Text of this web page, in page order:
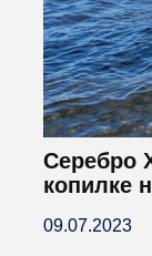
Серебро
копилке
09.07.2023